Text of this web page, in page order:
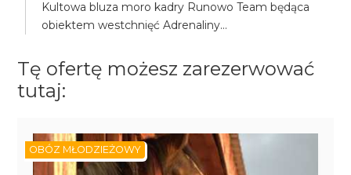
Kultowa bluza moro kadry Runowo Team będąca
obiektem westchnięć Adrenaliny...
Tę ofertę możesz zarezerwować
tutaj:
OBÓZ MŁODZIEŻOWY